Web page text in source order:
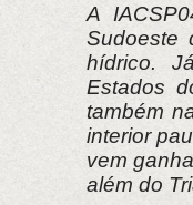
A
Sudoeste
hídrico.
Estados
também
interior
vem
além do